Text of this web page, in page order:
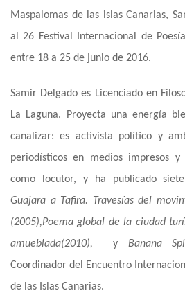
Maspalomas de las islas Canarias,
al 26 Festival Internacional de
entre 18 a 25 de junio de 2016.
Samir Delgado es Licenciado en
La Laguna. Proyecta una energía
canalizar: es activista político y
periodísticos en medios impresos y
como locutor, yha publicado
Guajara a Tafira. Travesías del
(2005),Poema global de la ciudad
amueblada(2010), y Banana
Coordinador del Encuentro
de las Islas Canarias.